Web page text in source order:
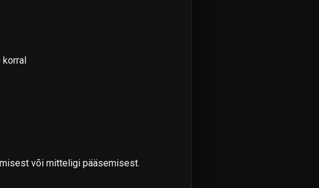
korral
või mitteligi pääsemisest.